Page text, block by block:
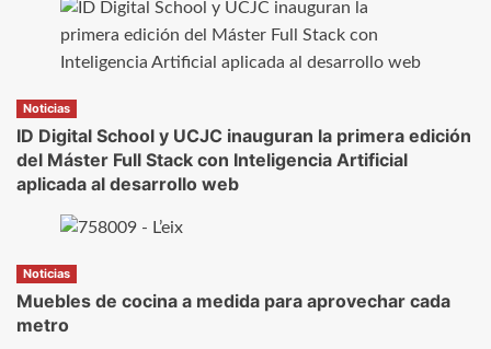
Noticias
ID Digital School y UCJC inauguran la primera edición
del Máster Full Stack con Inteligencia Artificial
aplicada al desarrollo web
Noticias
Muebles de cocina a medida para aprovechar cada
metro